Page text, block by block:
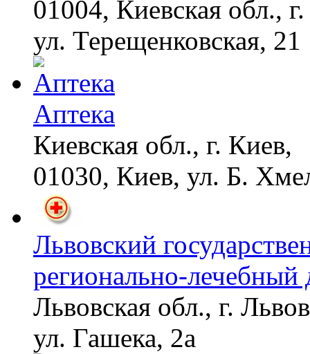
01004, Киевская обл.,
ул. Терещенковская, 21
Аптека
Киевская обл., г. Киев,
01030, Киев, ул. Б.
Львовский
регионально-лечебный
Львовская обл., г.
ул. Гашека, 2а